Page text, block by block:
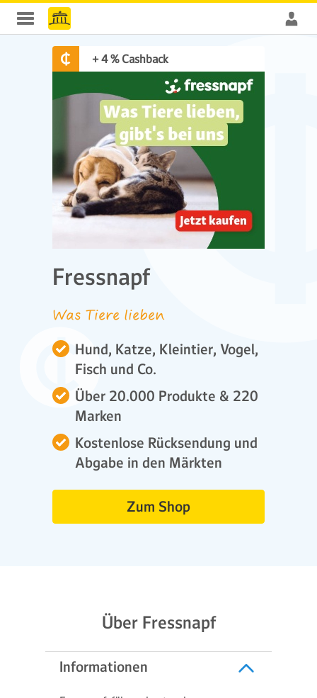
Fressnapf
Was Tiere lieben
Hund, Katze, Kleintier, Vogel,
Fisch und Co.
Über 20.000 Produkte & 220
Marken
Kostenlose Rücksendung und
Abgabe in den Märkten
+ 4 % Cashback
Zum Shop
Über Fressnapf
Informationen